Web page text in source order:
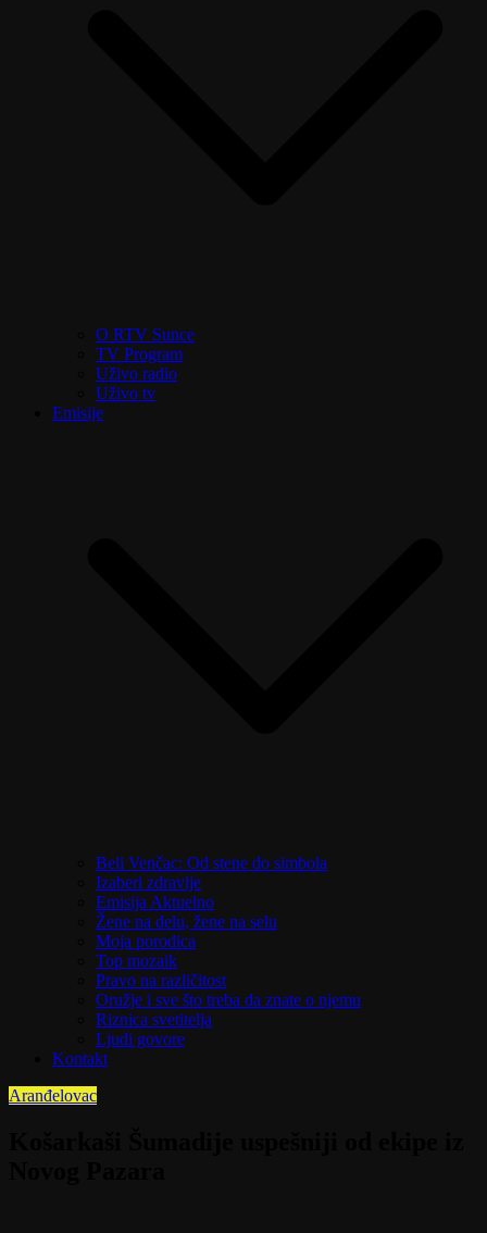
O RTV Sunce
TV Program
Uživo radio
Uživo tv
Emisije
Beli Venčac: Od stene do simbola
Izaberi zdravlje
Emisija Aktuelno
Žene na delu, žene na selu
Moja porodica
Top mozaik
Pravo na različitost
Oružje i sve što treba da znate o njemu
Riznica svetitelja
Ljudi govore
Kontakt
Aranđelovac